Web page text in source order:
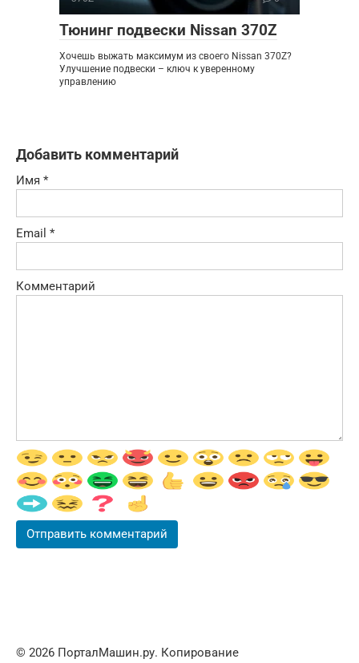
Тюнинг подвески Nissan 370Z
Хочешь выжать максимум из своего Nissan 370Z?
Улучшение подвески – ключ к уверенному
управлению
Добавить комментарий
Имя *
Email *
Комментарий
© 2026 ПорталМашин.ру. Копирование